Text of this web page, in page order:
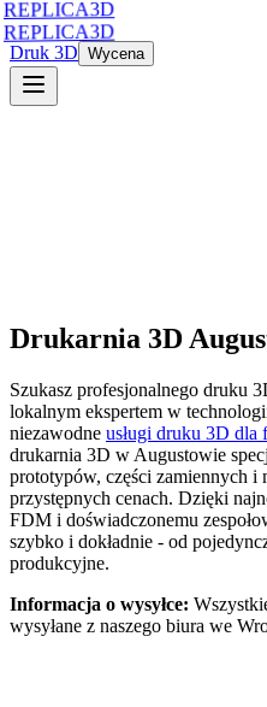
REPLICA3D
REPLICA3D
Druk 3D Wycena
Drukarnia 3D
Szukasz profesjonalnego druku
lokalnym ekspertem w
niezawodne usługi druku 3D dla
drukarnia 3D w Augustowie
prototypów, części zamiennych
przystępnych cenach. Dzięki
FDM i doświadczonemu
szybko i dokładnie - od
produkcyjne.
Informacja o wysyłce:
wysyłane z naszego biura we